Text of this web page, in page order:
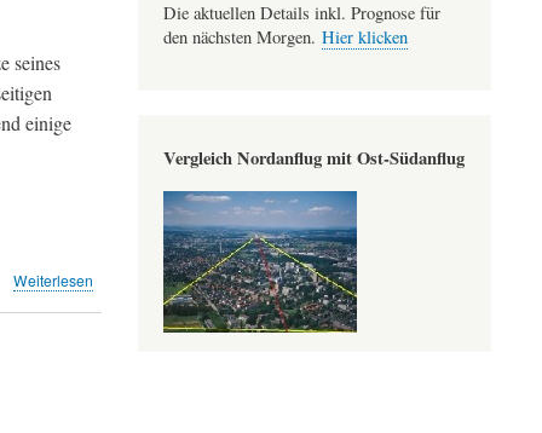
seines
einige
Weiterlesen
Schulterschluss
Die aktuellen Details inkl. Prognose für
den nächsten Morgen. Hier klicken
Vergleich Nordanflug mit Ost-Südanflug